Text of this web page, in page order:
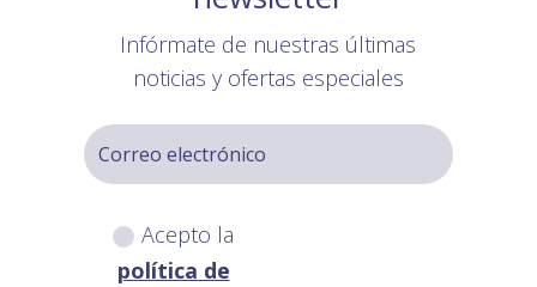
Infórmate de nuestras últimas
noticias y ofertas especiales
Acepto la
política de